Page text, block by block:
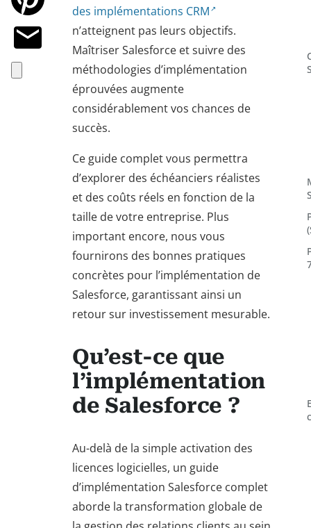
des implémentations CRM
n’atteignent pas leurs objectifs.
Maîtriser Salesforce et suivre des
méthodologies d’implémentation
éprouvées augmente
considérablement vos chances de
succès.
Ce guide complet vous permettra
d’explorer des échéanciers réalistes
et des coûts réels en fonction de la
taille de votre entreprise. Plus
important encore, nous vous
fournirons des bonnes pratiques
concrètes pour l’implémentation de
Salesforce, garantissant ainsi un
retour sur investissement mesurable.
Qu’est-ce que
l’implémentation
de Salesforce ?
Au-delà de la simple activation des
licences logicielles, un guide
d’implémentation Salesforce complet
aborde la transformation globale de